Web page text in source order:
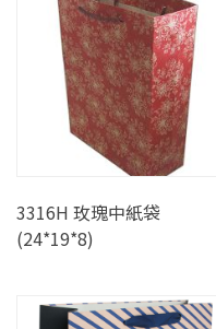
3316H 玫瑰中紙袋
(24*19*8)